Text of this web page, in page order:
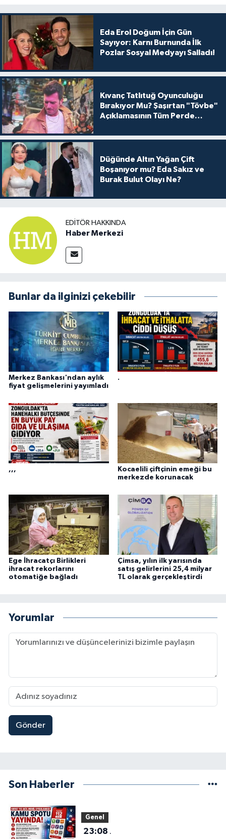
Eda Erol Doğum İçin Gün
Sayıyor: Karnı Burnunda İlk
Pozlar Sosyal Medyayı Salladı!
Kıvanç Tatlıtuğ Oyunculuğu
Bırakıyor Mu? Şaşırtan "Tövbe"
Açıklamasının Tüm Perde
Düğünde Altın Yağan Çift
Boşanıyor mu? Eda Sakız ve
Burak Bulut Olayı Ne?
EDITÖR HAKKINDA
Haber Merkezi
Bunlar da ilginizi çekebilir
Merkez Bankası'ndan aylık
fiyat gelişmelerini yayımladı
.
,,,
Kocaelili çiftçinin emeği bu
merkezde korunacak
Ege İhracatçı Birlikleri
ihracat rekorlarını
otomatiğe bağladı
Çimsa, yılın ilk yarısında
satış gelirlerini 25,4 milyar
TL olarak gerçekleştirdi
Yorumlar
Gönder
Son Haberler
Genel
23:08 .